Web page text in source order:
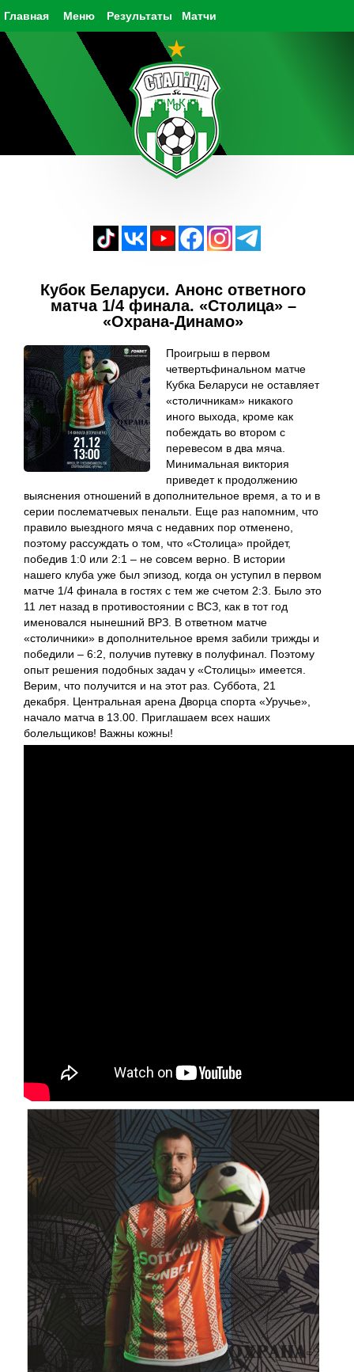
Главная Результаты Матчи
Меню
Кубок Беларуси. Анонс ответного
матча 1/4 финала. «Столица» –
«Охрана-Динамо»
Проигрыш в первом
четвертьфинальном матче
Кубка Беларуси не оставляет
«столичникам» никакого
иного выхода, кроме как
побеждать во втором с
перевесом в два мяча.
Минимальная виктория
приведет к продолжению
выяснения отношений в дополнительное время, а то и в
серии послематчевых пенальти. Еще раз напомним, что
правило выездного мяча с недавних пор отменено,
поэтому рассуждать о том, что «Столица» пройдет,
победив 1:0 или 2:1 – не совсем верно. В истории
нашего клуба уже был эпизод, когда он уступил в первом
матче 1/4 финала в гостях с тем же счетом 2:3. Было это
11 лет назад в противостоянии с ВСЗ, как в тот год
именовался нынешний ВРЗ. В ответном матче
«столичники» в дополнительное время забили трижды и
победили – 6:2, получив путевку в полуфинал. Поэтому
опыт решения подобных задач у «Столицы» имеется.
Верим, что получится и на этот раз. Суббота, 21
декабря. Центральная арена Дворца спорта «Уручье»,
начало матча в 13.00. Приглашаем всех наших
болельщиков! Важны кожны!